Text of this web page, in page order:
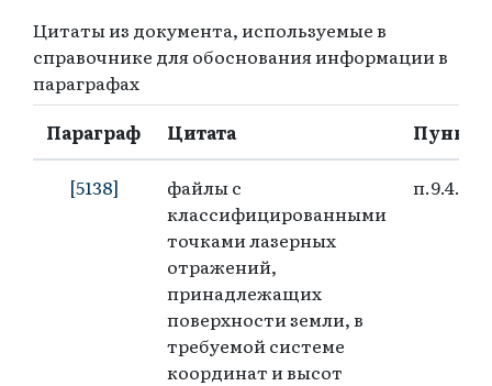
Цитаты из документа, используемые в
справочнике для обоснования информации в
параграфах
Параграф
Цитата Пункт
[5138]
файлы с
классифицированными
точками лазерных
отражений,
принадлежащих
поверхности земли, в
требуемой системе
координат и высот
п.9.4.11